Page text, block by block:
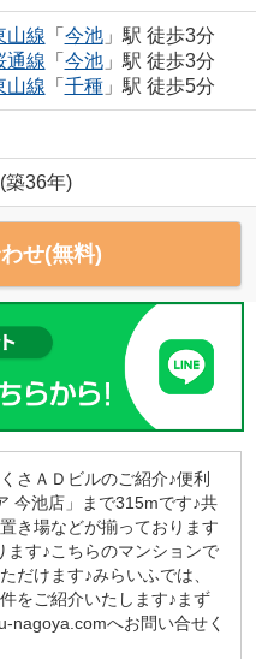
山線 「 今池」駅 徒歩3分
通線 「 今池」駅 徒歩3分
山線 「 千種」駅 徒歩5分
築36年)
せ(無料)
さＡＤビルのご紹介♪便利
今池店」まで315mです♪共
き場などが揃っております
ます♪こちらのマンションで
だけます♪みらいふでは、
をご紹介いたします♪まず
nagoya.comへお問い合せく